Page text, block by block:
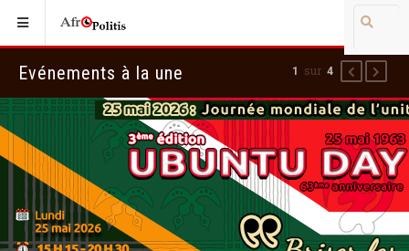
Evénements à la une 1 sur 4 Précédent